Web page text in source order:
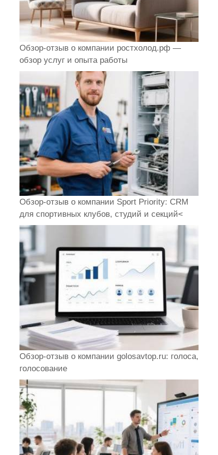
Обзор-отзыв о компании ростхолод.рф —
обзор услуг и опыта работы
Обзор-отзыв о компании Sport Priority: CRM
для спортивных клубов, студий и секций<
Обзор-отзыв о компании golosavtop.ru: голоса,
голосование